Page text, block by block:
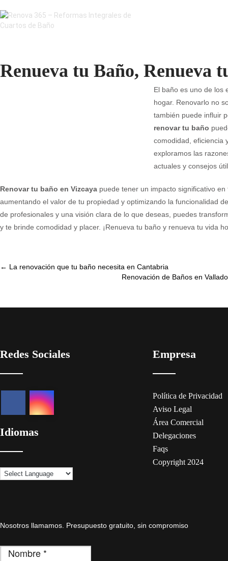
Renueva tu Baño, Renueva
El baño es uno de los
hogar. Renovarlo no
también puede influir
renovar tu baño
comodidad, eficiencia
exploramos las
actuales y consejos
Renovar tu baño en Vizcaya puede tener un impacto significativo
aumentando el valor de tu propiedad y optimizando la funcionalidad
de profesionales y una visión clara de lo que deseas, puedes
y te brinde comodidad y placer. ¡Renueva tu baño y renueva tu vida
Post
← La renovación que tu baño necesita en Cantabria
Renovación de Baños en
Redes Sociales
Idiomas
Empresa
Política de Privacidad
Aviso Legal
Área Comercial
Delegaciones
Faqs
Copyright 2024
Nosotros llamamos. Presupuesto gratuito, sin compromiso